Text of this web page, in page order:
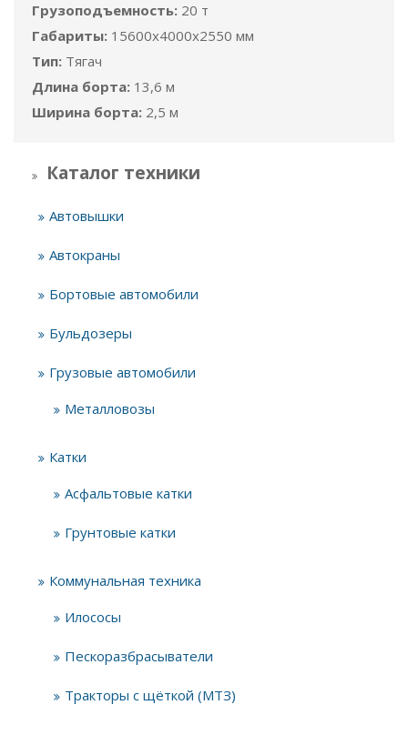
Грузоподъемность: 20 т
Габариты: 15600x4000x2550 мм
Тип: Тягач
Длина борта: 13,6 м
Ширина борта: 2,5 м
Каталог техники
Автовышки
Автокраны
Бортовые автомобили
Бульдозеры
Грузовые автомобили
Металловозы
Катки
Асфальтовые катки
Грунтовые катки
Коммунальная техника
Илососы
Пескоразбрасыватели
Тракторы с щёткой (МТЗ)